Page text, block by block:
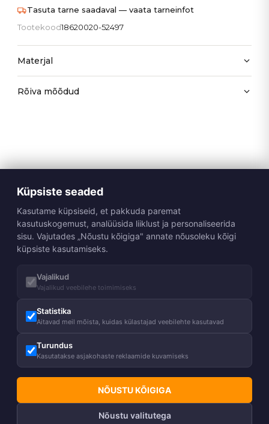
Tasuta tarne saadaval — vaata tarneinfot
Tootekood18620020-52497
Materjal
Rõiva mõõdud
Küpsiste seaded
Kasutame küpsiseid, et pakkuda paremat
kasutuskogemust, analüüsida liiklust ja personaliseerida
sisu. Vajutades „Nõustu kõigiga" annate nõusoleku kõigi
küpsiste kasutamiseks.
Vajalikud
Vajalikud veebilehe toimimiseks
Statistika
Aitavad meil mõista, kuidas külastajad veebilehte kasutavad
Turundus
Kasutatakse asjakohaste reklaamide kuvamiseks
NÕUSTU KÕIGIGA
Nõustu valitutega